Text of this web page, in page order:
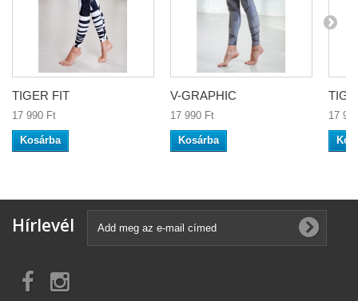
TIGER FIT
17 990 Ft‎
Kosárba
V-GRAPHIC
17 990 Ft‎
Kosárba
17
Hírlevél